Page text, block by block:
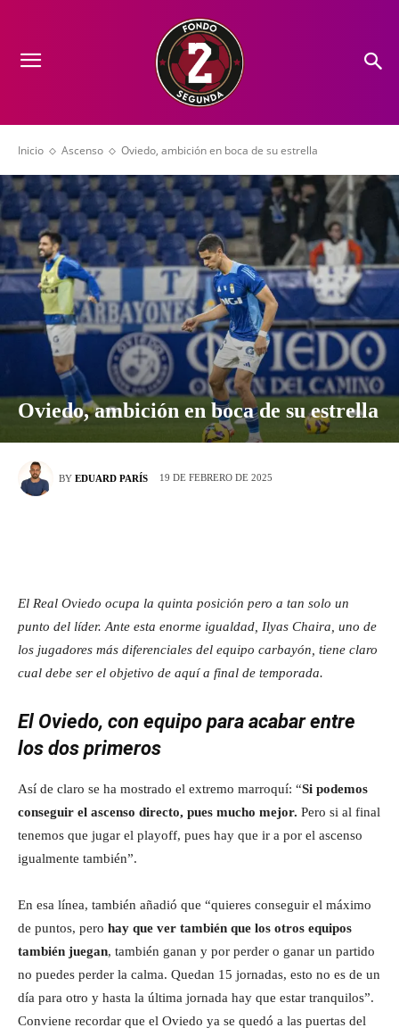
Inicio Ascenso Oviedo, ambición en boca de su estrella
Oviedo, ambición en boca de su estrella
BY EDUARD PARÍS 19 DE FEBRERO DE 2025
El Real Oviedo ocupa la quinta posición pero a tan solo un
punto del líder. Ante esta enorme igualdad, Ilyas Chaira, uno de
los jugadores más diferenciales del equipo carbayón, tiene claro
cual debe ser el objetivo de aquí a final de temporada.
El Oviedo, con equipo para acabar entre
los dos primeros
Así de claro se ha mostrado el extremo marroquí: “Si podemos
conseguir el ascenso directo, pues mucho mejor. Pero si al final
tenemos que jugar el playoff, pues hay que ir a por el ascenso
igualmente también”.
En esa línea, también añadió que “quieres conseguir el máximo
de puntos, pero hay que ver también que los otros equipos
también juegan, también ganan y por perder o ganar un partido
no puedes perder la calma. Quedan 15 jornadas, esto no es de un
día para otro y hasta la última jornada hay que estar tranquilos”.
Conviene recordar que el Oviedo ya se quedó a las puertas del